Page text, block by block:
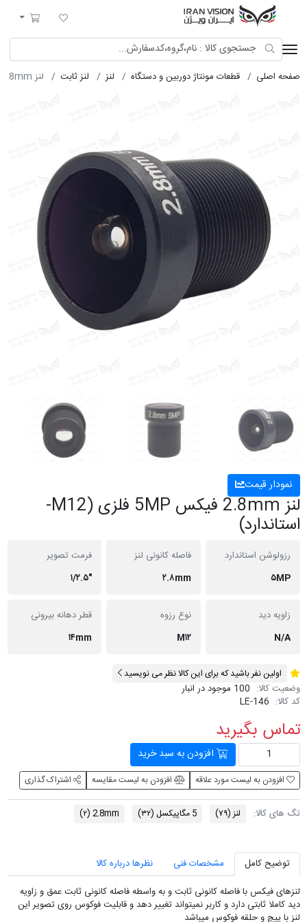
لیست مورد علاقه
سبد خرید
صفحه اصلی قطعات مونتاژ دوربین و دستگاه لنز لنز ثابت لنز 2.8mm فیکس 5MP فلزی (M12-استاندارد)
نمودار قیمت
لنز 2.8mm فیکس 5MP فلزی (M12-
استاندارد)
رزولوشن استاندارد
۵MP
فاصله کانونی لنز
۲.۸mm
فرمت تصویر
"۱/۲.۵
زاویه دید
N/A
نوع رزوه
M۱۲
قطر دهانه بیرونی
۱۴mm
اولین نفر باشید که برای این کالا نظر می نویسید
وضعیت کالا: 100 موجود در انبار
کد کالا: LE-146
تماس بگیرید
افزودن به سبد خرید
افزودن به لیست مورد علاقه افزودن به لیست مقایسه اشتراک گذاری
تگ های کالا: لنز(۷۹) 5 مگاپیکسل (۳۲) 2.8mm (۲)
توضیح کامل مشخصات فنی
نظرها درباره کالا
لنزهای فیکس با فاصله کانونی ثابت و به واسطه فاصله کانونی ثابت عمق و زاویه
دید کاملا ثابتی دارد و کاربر نمیتواند تغییر دهد و قابلیت فوکوس روی تصویر این
لنز با پیچ و حلقه فوکوس میباشد